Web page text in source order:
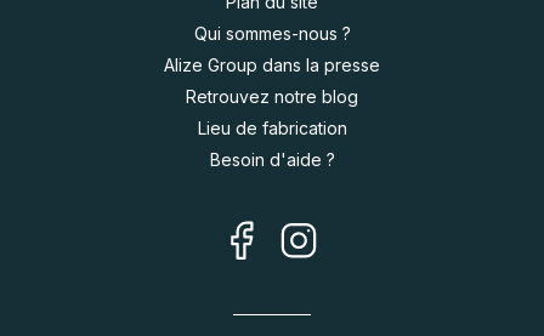
Qui sommes-nous ?
Alize Group dans la presse
Retrouvez notre blog
Lieu de fabrication
Besoin d'aide ?